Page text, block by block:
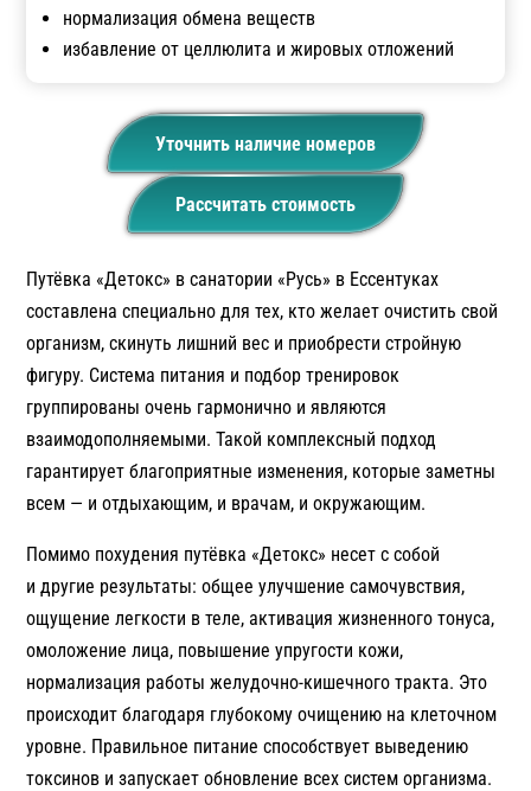
нормализация обмена веществ
избавление от целлюлита и жировых отложений
Уточнить наличие номеров
Рассчитать стоимость
Путёвка «Детокс» в санатории «Русь» в Ессентуках
составлена специально для тех, кто желает очистить свой
организм, скинуть лишний вес и приобрести стройную
фигуру. Система питания и подбор тренировок
группированы очень гармонично и являются
взаимодополняемыми. Такой комплексный подход
гарантирует благоприятные изменения, которые заметны
всем — и отдыхающим, и врачам, и окружающим.
Помимо похудения путёвка «Детокс» несет с собой
и другие результаты: общее улучшение самочувствия,
ощущение легкости в теле, активация жизненного тонуса,
омоложение лица, повышение упругости кожи,
нормализация работы желудочно-кишечного тракта. Это
происходит благодаря глубокому очищению на клеточном
уровне. Правильное питание способствует выведению
токсинов и запускает обновление всех систем организма.